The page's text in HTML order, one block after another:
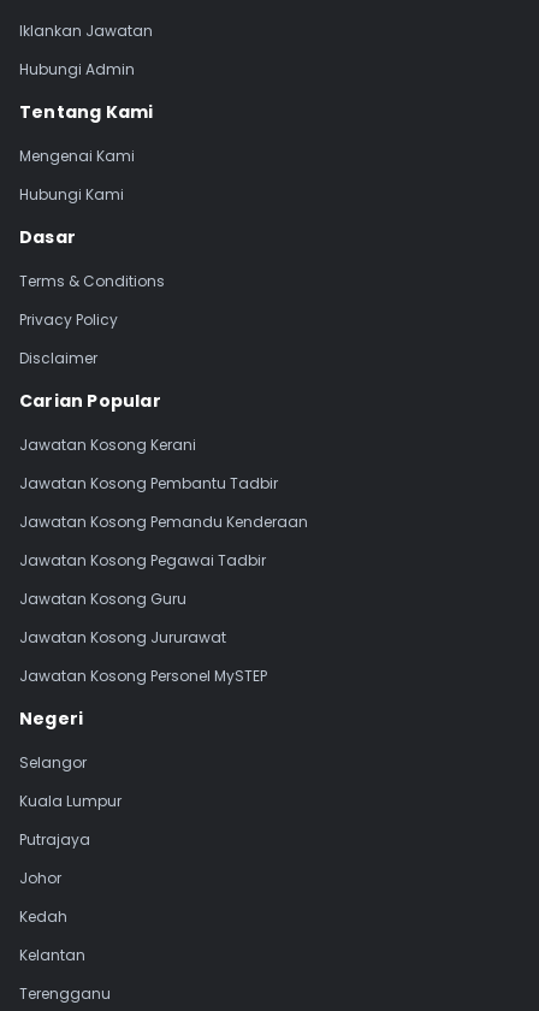
Iklankan Jawatan
Hubungi Admin
Tentang Kami
Mengenai Kami
Hubungi Kami
Dasar
Terms & Conditions
Privacy Policy
Disclaimer
Carian Popular
Jawatan Kosong Kerani
Jawatan Kosong Pembantu Tadbir
Jawatan Kosong Pemandu Kenderaan
Jawatan Kosong Pegawai Tadbir
Jawatan Kosong Guru
Jawatan Kosong Jururawat
Jawatan Kosong Personel MySTEP
Negeri
Selangor
Kuala Lumpur
Putrajaya
Johor
Kedah
Kelantan
Terengganu